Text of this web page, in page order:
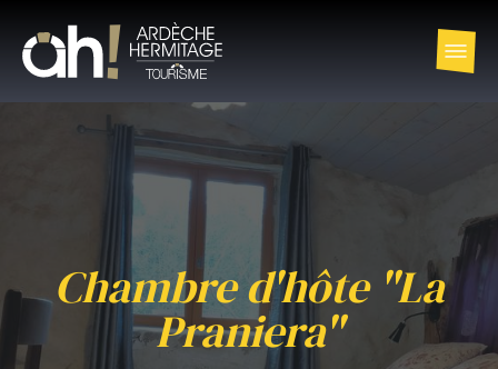
Chambre d'hôte "La
Praniera"